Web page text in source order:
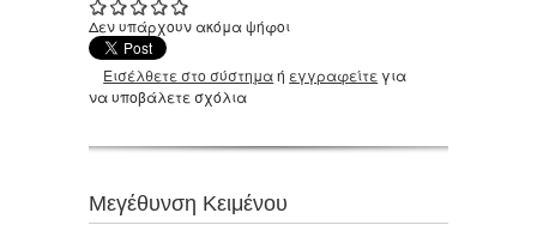
Δεν υπάρχουν ακόμα ψήφοι
Εισέλθετε στο σύστημαή εγγραφείτε για
να υποβάλετε σχόλια
Μεγέθυνση Κειμένου